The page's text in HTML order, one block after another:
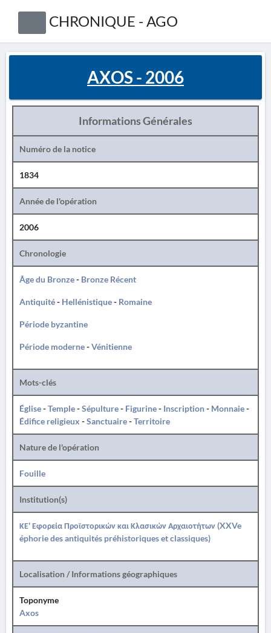
CHRONIQUE - AGO
AXOS - 2006
Informations Générales
Numéro de la notice
1834
Année de l'opération
2006
Chronologie
Âge du Bronze- Bronze Récent
Antiquité- Hellénistique- Romaine
Période byzantine
Période moderne-Vénitienne
Mots-clés
Église-Temple-Sépulture- Figurine- Inscription- Monnaie-
Édifice religieux -Sanctuaire-Territoire
Nature de l'opération
Fouille
Institution(s)
ΚΕ' Εφορεία Προϊστορικών και Κλασικών Αρχαιοτήτων (XXVe
éphorie des antiquités préhistoriques et classiques)
Localisation / Informations géographiques
Toponyme
Axos